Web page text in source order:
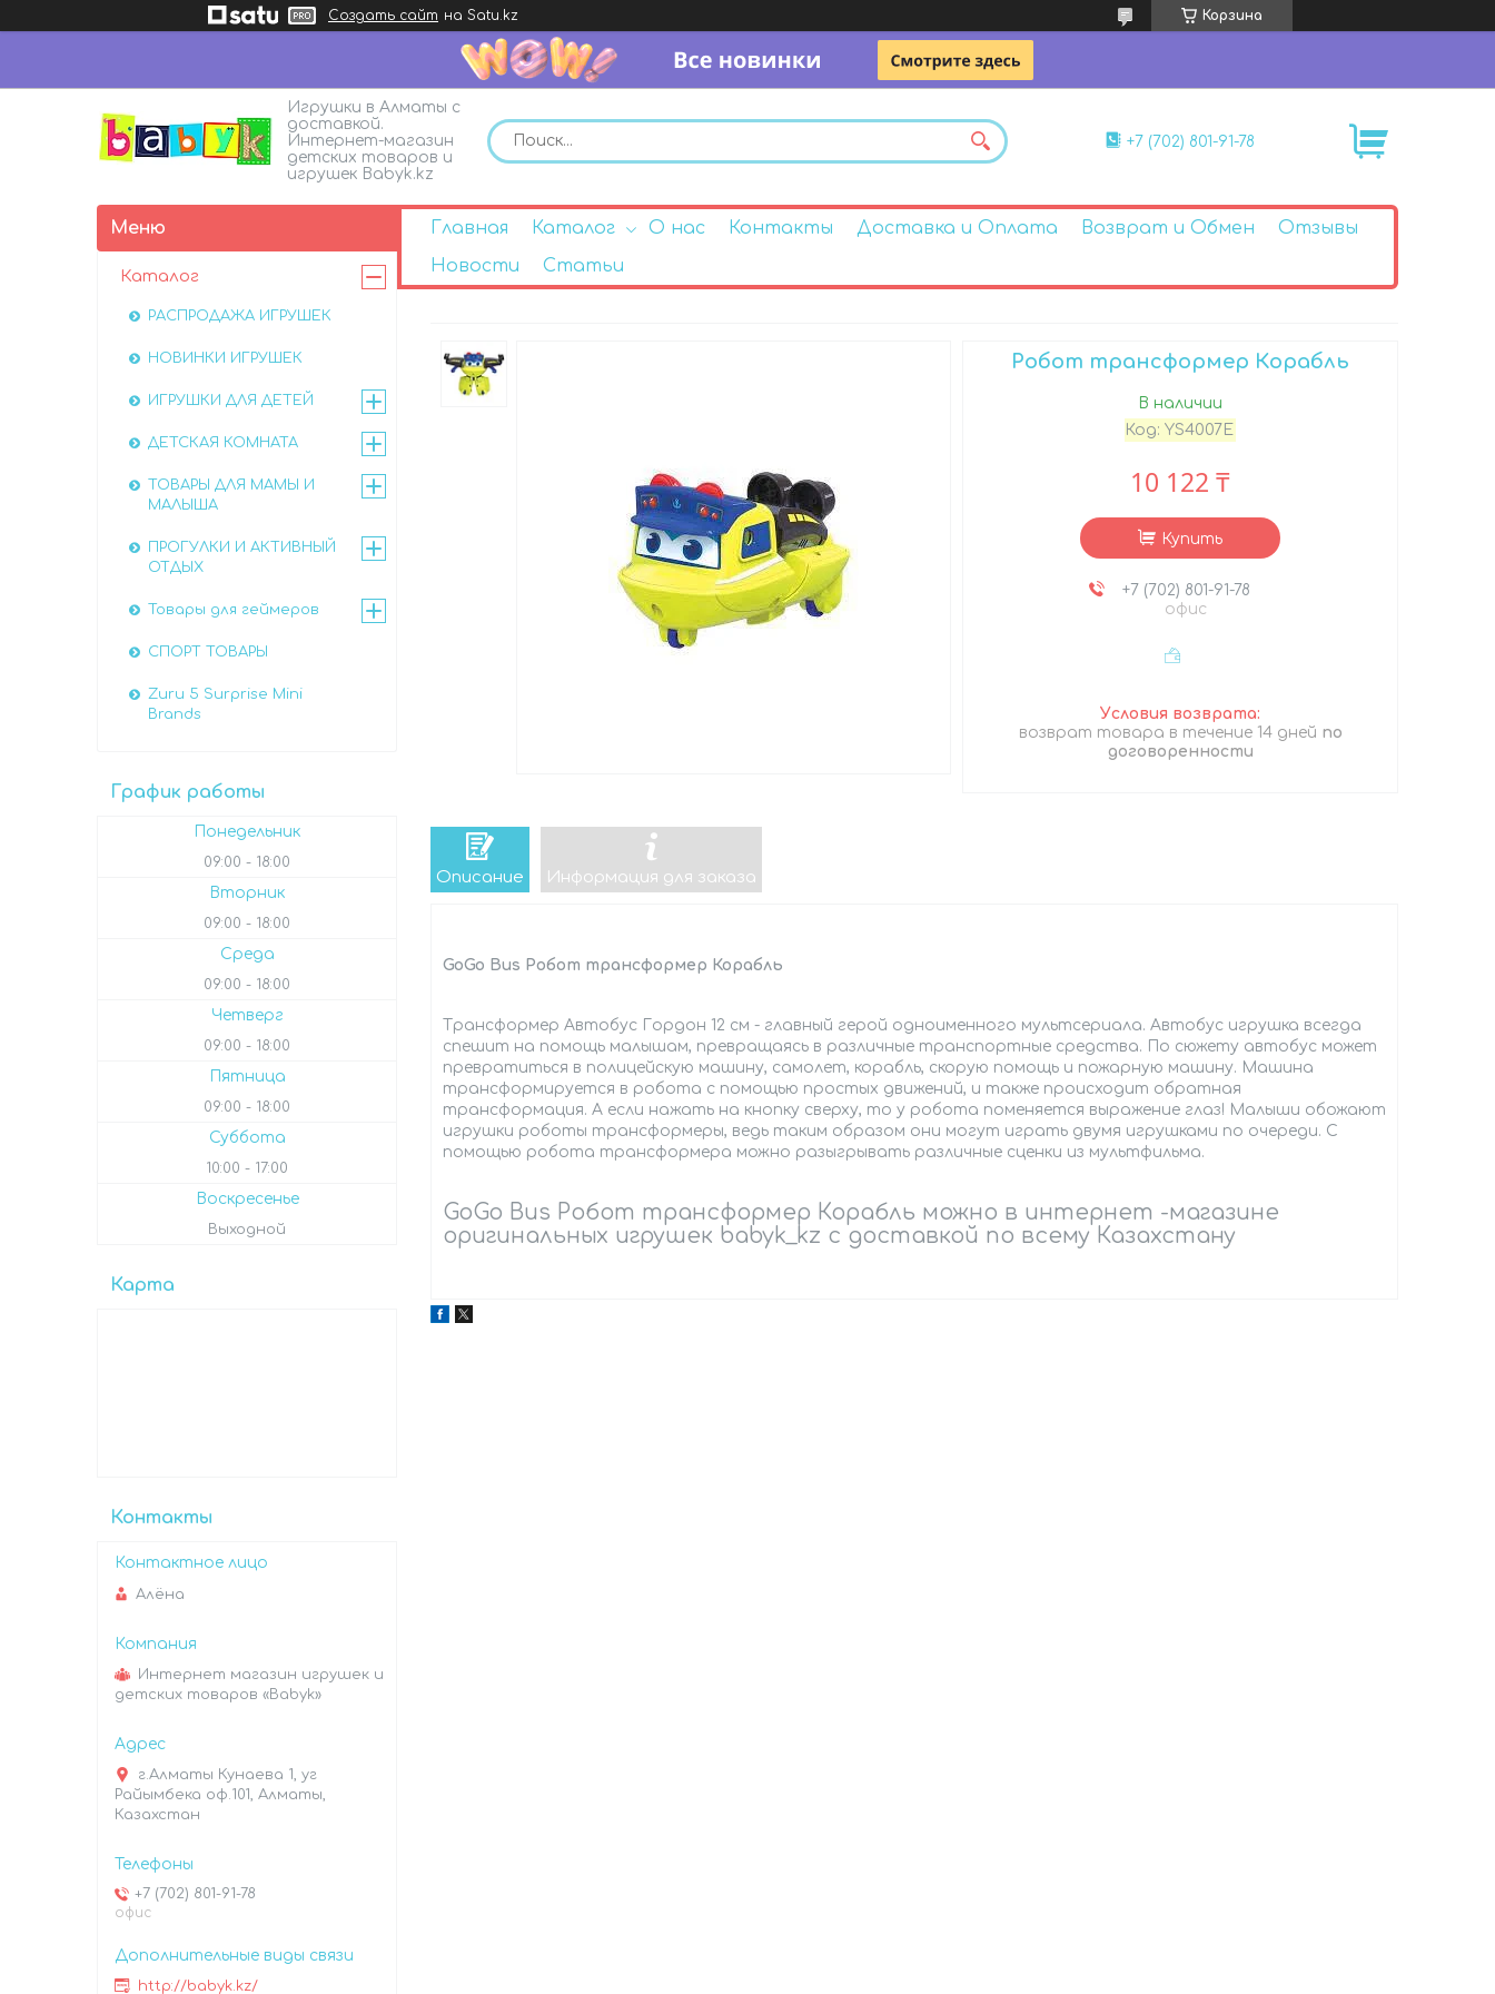
Создать сайт на Satu.kz Корзина
Игрушки в Алматы с
доставкой.
Интернет-магазин
детских товаров и
игрушек Babyk.kz
+7 (702) 801-91-78
Главная Каталог О нас Контакты Доставка и Оплата Возврат и Обмен
Отзывы
Новости
Статьи
Робот трансформер Корабль
В наличии
Код:YS4007E
10 122 ₸
Купить
+7 (702) 801-91-78
офис
возврат товара в течение 14 дней по
договоренности
Описание Информация для заказа
GoGo Bus Робот трансформер Корабль
Трансформер Автобус Гордон 12 см - главный герой одноименного мультсериала. Автобус игрушка всегда
спешит на помощь малышам, превращаясь в различные транспортные средства. По сюжету автобус может
превратиться в полицейскую машину, самолет, корабль, скорую помощь и пожарную машину. Машина
трансформируется в робота с помощью простых движений, и также происходит обратная
трансформация. А если нажать на кнопку сверху, то у робота поменяется выражение глаз! Малыши обожают
игрушки роботы трансформеры, ведь таким образом они могут играть двумя игрушками по очереди. С
помощью робота трансформера можно разыгрывать различные сценки из мультфильма.
GoGo Bus Робот трансформер Корабль можно в интернет -магазине
оригинальных игрушек babyk_kz с доставкой по всему Казахстану
Каталог
РАСПРОДАЖА ИГРУШЕК
НОВИНКИ ИГРУШЕК
ИГРУШКИ ДЛЯ ДЕТЕЙ
ДЕТСКАЯ КОМНАТА
ТОВАРЫ ДЛЯ МАМЫ И
МАЛЫША
ПРОГУЛКИ И АКТИВНЫЙ
ОТДЫХ
Товары для геймеров
СПОРТ ТОВАРЫ
Zuru 5 Surprise Mini
Brands
График работы
Понедельник
09:00 18:00
Вторник
09:00 18:00
Среда
09:00 18:00
Четверг
09:00 18:00
Пятница
09:00 18:00
Суббота
10:00 17:00
Воскресенье
Выходной
Карта
Контакты
Алёна
Интернет магазин игрушек и
детских товаров «Babyk»
г.Алматы Кунаева 1, уг
Райымбека оф.101, Алматы,
Казахстан
+7 (702) 801-91-78
офис
http://babyk.kz/